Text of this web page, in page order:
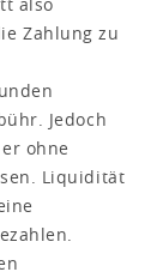
Zahlung zu
Jedoch
ohne
Liquidität